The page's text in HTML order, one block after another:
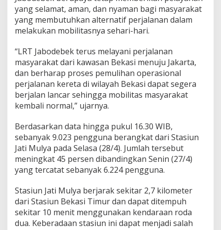
n
a
l
P
r
j
a
l
a
n
K
e
r
e
t
a
k
a
w
a
yang selamat, aman, dan nyaman bagi masyarakat
yang membutuhkan alternatif perjalanan dalam
melakukan mobilitasnya sehari-hari.
“LRT Jabodebek terus melayani perjalanan
masyarakat dari kawasan Bekasi menuju Jakarta,
dan berharap proses pemulihan operasional
perjalanan kereta di wilayah Bekasi dapat segera
berjalan lancar sehingga mobilitas masyarakat
kembali normal,” ujarnya.
Berdasarkan data hingga pukul 16.30 WIB,
sebanyak 9.023 pengguna berangkat dari Stasiun
Jati Mulya pada Selasa (28/4). Jumlah tersebut
meningkat 45 persen dibandingkan Senin (27/4)
yang tercatat sebanyak 6.224 pengguna.
Stasiun Jati Mulya berjarak sekitar 2,7 kilometer
dari Stasiun Bekasi Timur dan dapat ditempuh
sekitar 10 menit menggunakan kendaraan roda
dua. Keberadaan stasiun ini dapat menjadi salah